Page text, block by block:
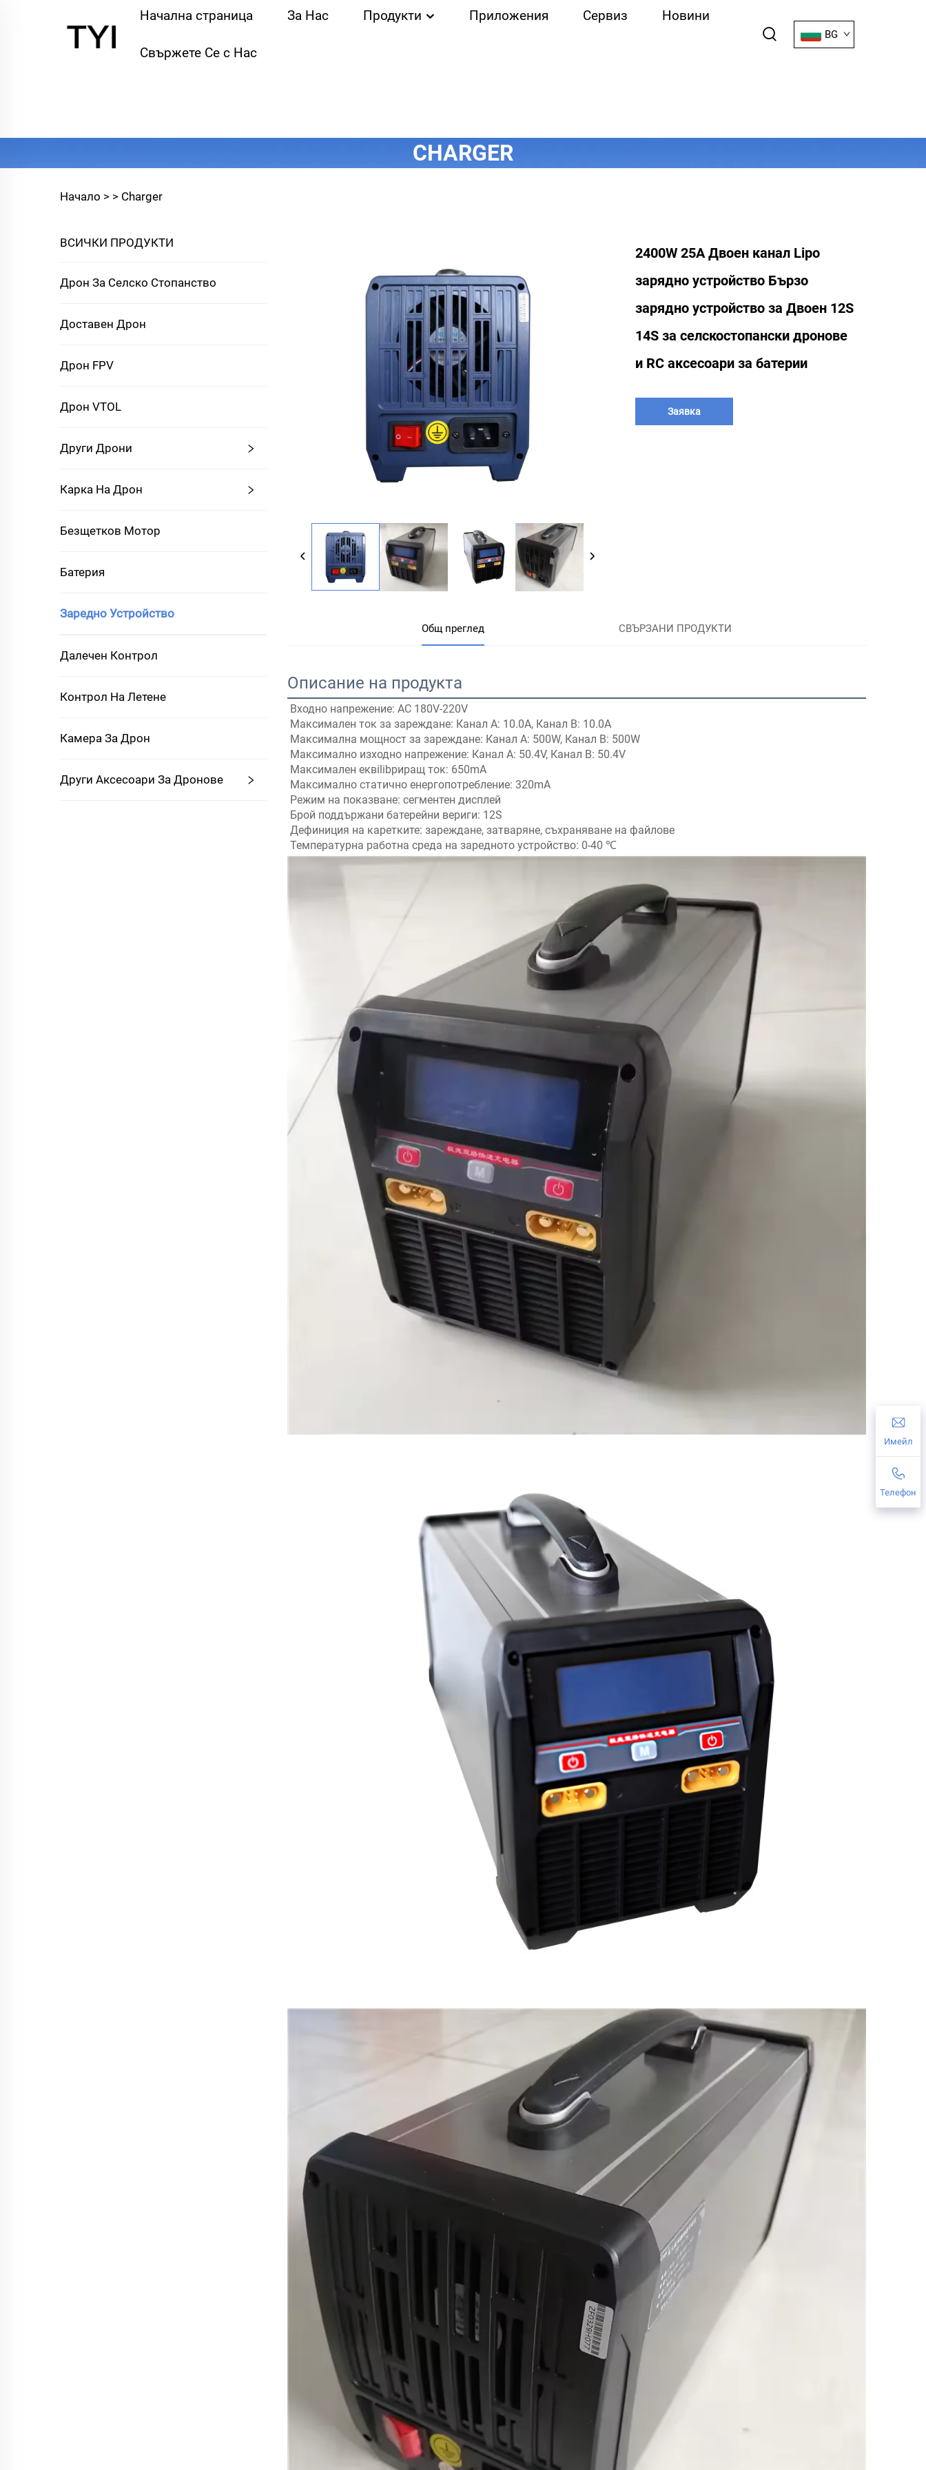
Начална страница За Нас Продукти Приложения Сервиз Новини
Свържете Се с Нас
BG
CHARGER
Начало > > Charger
ВСИЧКИ ПРОДУКТИ
Дрон За Селско Стопанство
Доставен Дрон
Дрон FPV
Дрон VTOL
Други Дрони
Карка На Дрон
Безщетков Мотор
Батерия
Заредно Устройство
Далечен Контрол
Контрол На Летене
Камера За Дрон
Други Аксесоари За Дронове
2400W 25A Двоен канал Lipo
зарядно устройство Бързо
зарядно устройство за Двоен 12S
14S за селскостопански дронове
и RC аксесоари за батерии
Заявка
Общ преглед СВЪРЗАНИ ПРОДУКТИ
Описание на продукта
Входно напрежение: AC 180V-220V
Максимален ток за зареждане: Канал A: 10.0A, Канал B: 10.0A
Максимална мощност за зареждане: Канал A: 500W, Канал B: 500W
Максимално изходно напрежение: Канал A: 50.4V, Канал B: 50.4V
Максимален еквilibриращ ток: 650mA
Максимално статично енергопотребление: 320mA
Режим на показване: сегментен дисплей
Брой поддържани батерейни вериги: 12S
Дефиниция на каретките: зареждане, затваряне, съхраняване на файлове
Температурна работна среда на заредното устройство: 0-40 ℃
Имейл
Телефон